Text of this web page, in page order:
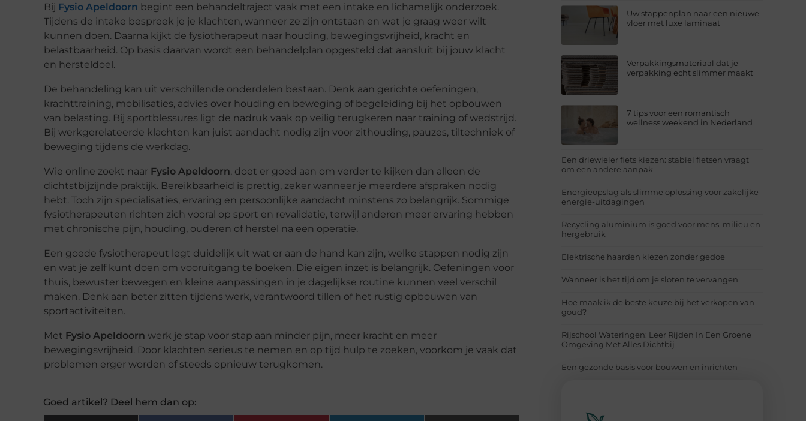
Bij Fysio Apeldoorn begint een behandeltraject vaak met een intake en lichamelijk onderzoek.
Tijdens de intake bespreek je je klachten, wanneer ze zijn ontstaan en wat je graag weer wilt
kunnen doen. Daarna kijkt de fysiotherapeut naar houding, bewegingsvrijheid, kracht en
belastbaarheid. Op basis daarvan wordt een behandelplan opgesteld dat aansluit bij jouw klacht
en hersteldoel.
De behandeling kan uit verschillende onderdelen bestaan. Denk aan gerichte oefeningen,
krachttraining, mobilisaties, advies over houding en beweging of begeleiding bij het opbouwen
van belasting. Bij sportblessures ligt de nadruk vaak op veilig terugkeren naar training of wedstrijd.
Bij werkgerelateerde klachten kan juist aandacht nodig zijn voor zithouding, pauzes, tiltechniek of
beweging tijdens de werkdag.
Wie online zoekt naar Fysio Apeldoorn, doet er goed aan om verder te kijken dan alleen de
dichtstbijzijnde praktijk. Bereikbaarheid is prettig, zeker wanneer je meerdere afspraken nodig
hebt. Toch zijn specialisaties, ervaring en persoonlijke aandacht minstens zo belangrijk. Sommige
fysiotherapeuten richten zich vooral op sport en revalidatie, terwijl anderen meer ervaring hebben
met chronische pijn, houding, ouderen of herstel na een operatie.
Een goede fysiotherapeut legt duidelijk uit wat er aan de hand kan zijn, welke stappen nodig zijn
en wat je zelf kunt doen om vooruitgang te boeken. Die eigen inzet is belangrijk. Oefeningen voor
thuis, bewuster bewegen en kleine aanpassingen in je dagelijkse routine kunnen veel verschil
maken. Denk aan beter zitten tijdens werk, verantwoord tillen of het rustig opbouwen van
sportactiviteiten.
Met Fysio Apeldoorn werk je stap voor stap aan minder pijn, meer kracht en meer
bewegingsvrijheid. Door klachten serieus te nemen en op tijd hulp te zoeken, voorkom je vaak dat
problemen erger worden of steeds opnieuw terugkomen.
Goed artikel? Deel hem dan op:
Uw stappenplan naar een nieuwe
vloer met luxe laminaat
Verpakkingsmateriaal dat je
verpakking echt slimmer maakt
7 tips voor een romantisch
wellness weekend in Nederland
Een driewieler fiets kiezen: stabiel fietsen vraagt
om een andere aanpak
Energieopslag als slimme oplossing voor zakelijke
energie-uitdagingen
Recycling aluminium is goed voor mens, milieu en
hergebruik
Elektrische haarden kiezen zonder gedoe
Wanneer is het tijd om je sloten te vervangen
Hoe maak ik de beste keuze bij het verkopen van
goud?
Rijschool Wateringen: Leer Rijden In Een Groene
Omgeving Met Alles Dichtbij
Een gezonde basis voor bouwen en inrichten